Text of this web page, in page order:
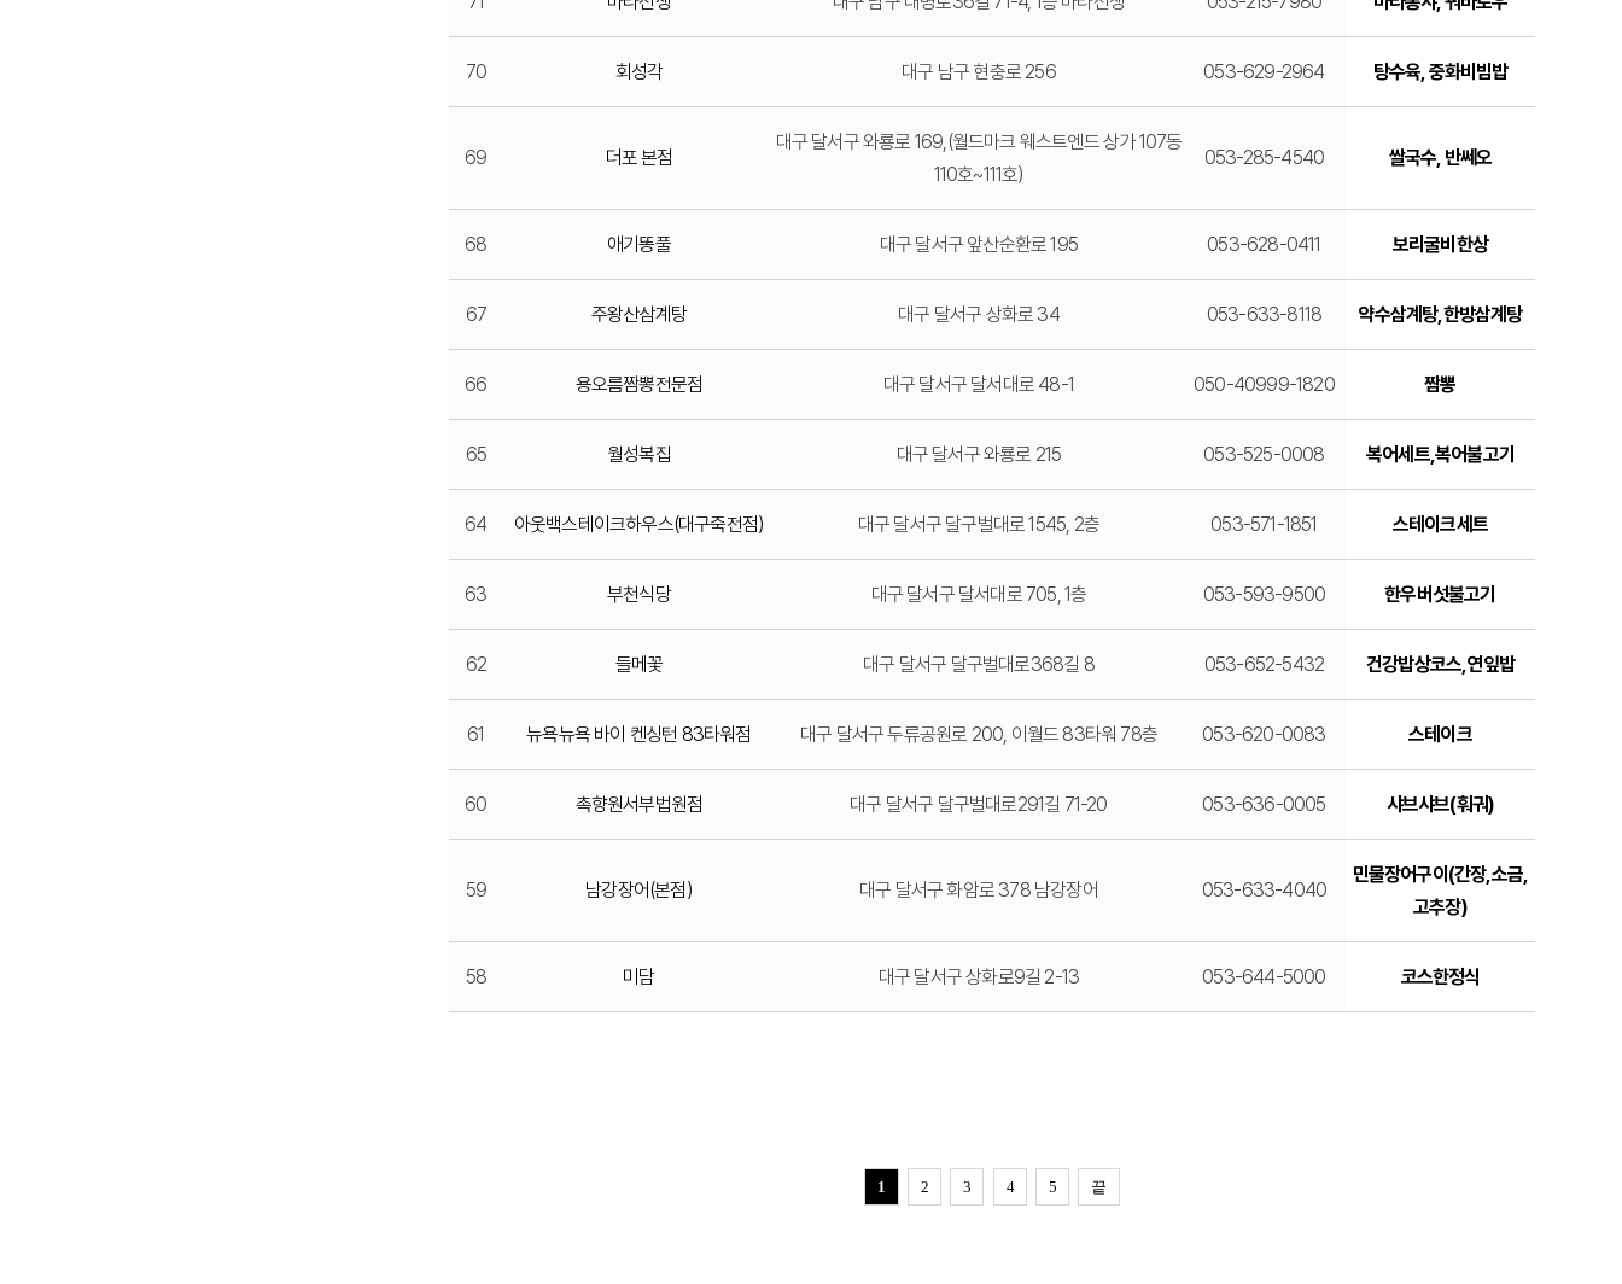
70 회성각 대구 남구 현충로 256 053-629-2964 탕수육, 중화비빔밥
69 더포 본점
대구 달서구 와룡로 169,(월드마크 웨스트엔드 상가 107동
110호~111호)
053-285-4540 쌀국수, 반쎄오
68 애기똥풀 대구 달서구 앞산순환로 195 053-628-0411 보리굴비한상
67 주왕산삼계탕 대구 달서구 상화로 34 053-633-8118 약수삼계탕,한방삼계탕
66 용오름짬뽕전문점 대구 달서구 달서대로 48-1 050-40999-1820 짬뽕
65 월성복집 대구 달서구 와룡로 215 053-525-0008 복어세트,복어불고기
64 아웃백스테이크하우스(대구죽전점) 대구 달서구 달구벌대로 1545, 2층 053-571-1851 스테이크세트
63 부천식당 대구 달서구 달서대로 705, 1층 053-593-9500 한우버섯불고기
62 들메꽃 대구 달서구 달구벌대로368길 8 053-652-5432 건강밥상코스,연잎밥
61 뉴욕뉴욕 바이 켄싱턴 83타워점 대구 달서구 두류공원로 200, 이월드 83타워 78층 053-620-0083 스테이크
60 촉향원서부법원점 대구 달서구 달구벌대로291길 71-20 053-636-0005 샤브샤브(훠궈)
59 남강장어(본점) 대구 달서구 화암로 378 남강장어 053-633-4040
민물장어구이(간장,소금,
고추장)
58 미담 대구 달서구 상화로9길 2-13 053-644-5000 코스한정식
1 2 3 4 5 끝